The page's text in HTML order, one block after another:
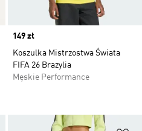
Price
149 zł
Koszulka Mistrzostwa Świata
FIFA 26 Brazylia
Męskie Performance